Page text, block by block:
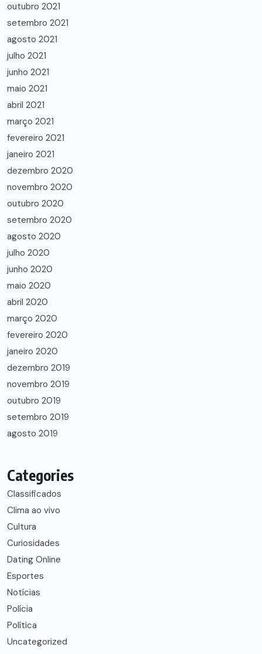
outubro 2021
setembro 2021
agosto 2021
julho 2021
junho 2021
maio 2021
abril 2021
março 2021
fevereiro 2021
janeiro 2021
dezembro 2020
novembro 2020
outubro 2020
setembro 2020
agosto 2020
julho 2020
junho 2020
maio 2020
abril 2020
março 2020
fevereiro 2020
janeiro 2020
dezembro 2019
novembro 2019
outubro 2019
setembro 2019
agosto 2019
Categories
Classificados
Clima ao vivo
Cultura
Curiosidades
Dating Online
Esportes
Notícias
Polícia
Política
Uncategorized